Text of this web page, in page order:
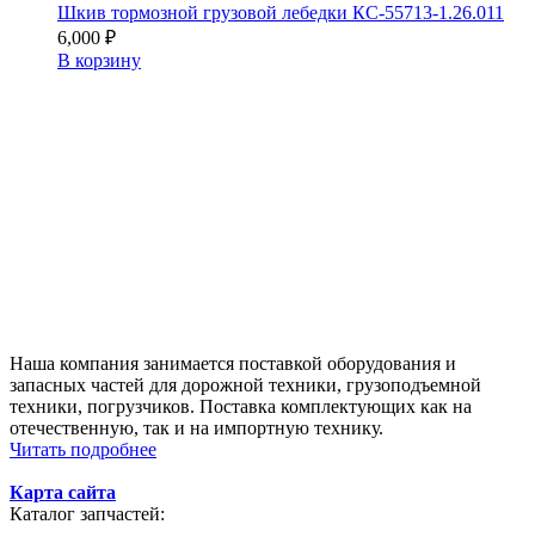
Шкив тормозной грузовой лебедки КС-55713-1.26.011
6,000 ₽
В корзину
Наша компания занимается поставкой оборудования и
запасных частей для дорожной техники, грузоподъемной
техники, погрузчиков. Поставка комплектующих как на
отечественную, так и на импортную технику.
Читать подробнее
Карта сайта
Каталог запчастей: